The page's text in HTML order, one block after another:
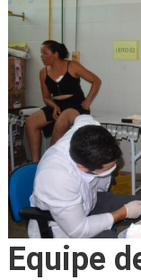
Equipe